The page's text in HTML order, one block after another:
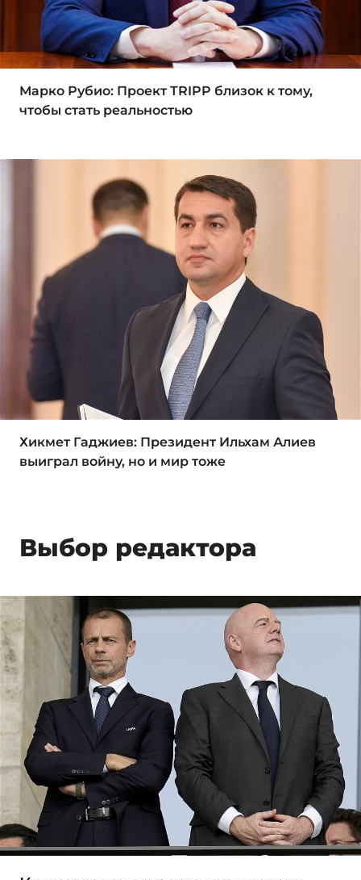
Марко Рубио: Проект TRIPP близок к тому,
чтобы стать реальностью
Хикмет Гаджиев: Президент Ильхам Алиев
выиграл войну, но и мир тоже
Выбор редактора